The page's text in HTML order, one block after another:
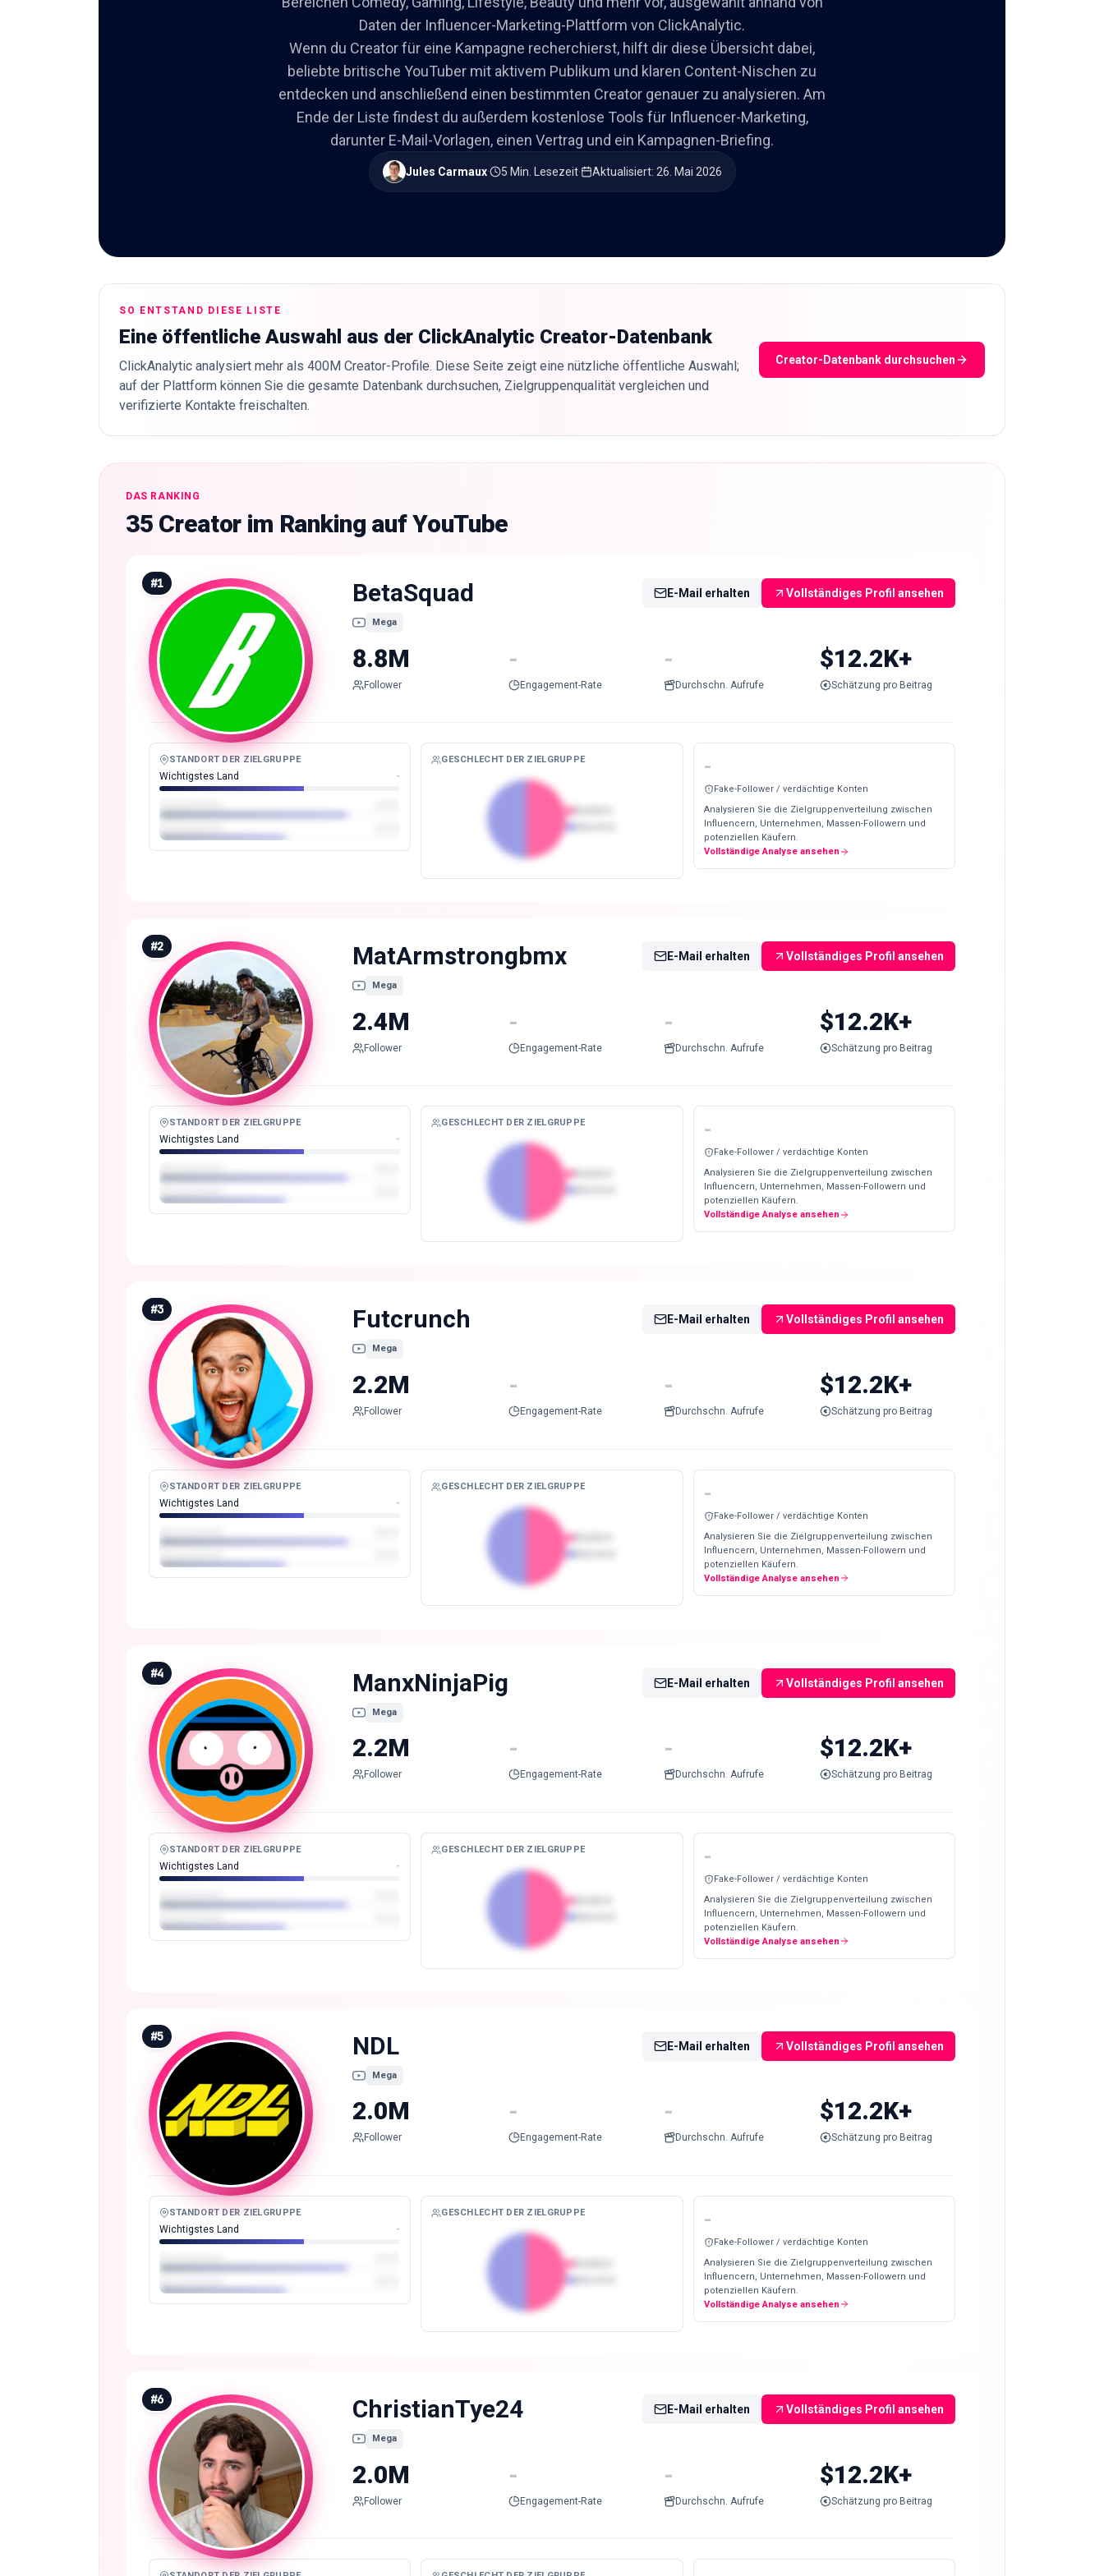
Daten der Influencer-Marketing-Plattform von ClickAnalytic.
Wenn du Creator für eine Kampagne recherchierst, hilft dir diese Übersicht dabei,
beliebte britische YouTuber mit aktivem Publikum und klaren Content-Nischen zu
entdecken und anschließend einen bestimmten Creator genauer zu analysieren. Am
Ende der Liste findest du außerdem kostenlose Tools für Influencer-Marketing,
darunter E-Mail-Vorlagen, einen Vertrag und ein Kampagnen-Briefing.
Jules Carmaux· 5 Min. Lesezeit· Aktualisiert: 26. Mai 2026
SO ENTSTAND DIESE LISTE
Eine öffentliche Auswahl aus der ClickAnalytic Creator-Datenbank
ClickAnalytic analysiert mehr als 400M Creator-Profile. Diese Seite zeigt eine nützliche öffentliche Auswahl;
auf der Plattform können Sie die gesamte Datenbank durchsuchen, Zielgruppenqualität vergleichen und
verifizierte Kontakte freischalten.
Creator-Datenbank durchsuchen
DAS RANKING
35 Creator im Ranking auf YouTube
#1 BetaSquad
Mega
E-Mail erhalten Vollständiges Profil ansehen
8.8M
Follower
-
Engagement-Rate
-
Durchschn. Aufrufe
$12.2K+
Schätzung pro Beitrag
STANDORT DER ZIELGRUPPE
Wichtigstes Land -
GESCHLECHT DER ZIELGRUPPE -
Fake-Follower / verdächtige Konten
Analysieren Sie die Zielgruppenverteilung zwischen
Influencern, Unternehmen, Massen-Followern und
potenziellen Käufern.
Vollständige Analyse ansehen
#2 MatArmstrongbmx
Mega
E-Mail erhalten Vollständiges Profil ansehen
2.4M
Follower
-
Engagement-Rate
-
Durchschn. Aufrufe
$12.2K+
Schätzung pro Beitrag
STANDORT DER ZIELGRUPPE
Wichtigstes Land -
GESCHLECHT DER ZIELGRUPPE -
Fake-Follower / verdächtige Konten
Analysieren Sie die Zielgruppenverteilung zwischen
Influencern, Unternehmen, Massen-Followern und
potenziellen Käufern.
Vollständige Analyse ansehen
#3 Futcrunch
Mega
E-Mail erhalten Vollständiges Profil ansehen
2.2M
Follower
-
Engagement-Rate
-
Durchschn. Aufrufe
$12.2K+
Schätzung pro Beitrag
STANDORT DER ZIELGRUPPE
Wichtigstes Land -
GESCHLECHT DER ZIELGRUPPE
Weiblich
-
Fake-Follower / verdächtige Konten
Analysieren Sie die Zielgruppenverteilung zwischen
Influencern, Unternehmen, Massen-Followern und
potenziellen Käufern.
Vollständige Analyse ansehen
#4 ManxNinjaPig
Mega
E-Mail erhalten Vollständiges Profil ansehen
2.2M
Follower
-
Engagement-Rate
-
Durchschn. Aufrufe
$12.2K+
Schätzung pro Beitrag
STANDORT DER ZIELGRUPPE
Wichtigstes Land -
GESCHLECHT DER ZIELGRUPPE
Weiblich
-
Fake-Follower / verdächtige Konten
Analysieren Sie die Zielgruppenverteilung zwischen
Influencern, Unternehmen, Massen-Followern und
potenziellen Käufern.
Vollständige Analyse ansehen
#5 NDL
Mega
E-Mail erhalten Vollständiges Profil ansehen
2.0M
Follower
-
Engagement-Rate
-
Durchschn. Aufrufe
$12.2K+
Schätzung pro Beitrag
STANDORT DER ZIELGRUPPE
Wichtigstes Land -
GESCHLECHT DER ZIELGRUPPE -
Fake-Follower / verdächtige Konten
Analysieren Sie die Zielgruppenverteilung zwischen
Influencern, Unternehmen, Massen-Followern und
potenziellen Käufern.
Vollständige Analyse ansehen
#6 ChristianTye24
Mega
E-Mail erhalten Vollständiges Profil ansehen
2.0M
Follower
-
Engagement-Rate
-
Durchschn. Aufrufe
$12.2K+
Schätzung pro Beitrag